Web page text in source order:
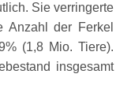
Sie verringerte
Anzahl der Ferkel
(1,8 Mio. Tiere).
insgesamt